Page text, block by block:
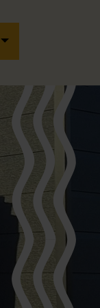
Open/sluit dropdown